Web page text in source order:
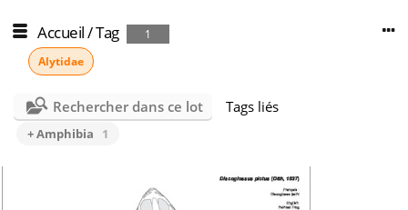
Accueil/Tag
1
Alytidae
Rechercher dans ce lot Tags liés
+ Amphibia 1